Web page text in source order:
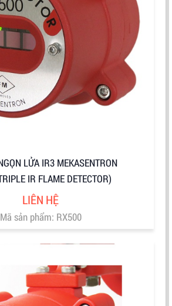
LỬA IR3 MEKASENTRON
IR FLAME DETECTOR)
LIÊN HỆ
Mã sản phẩm: RX500